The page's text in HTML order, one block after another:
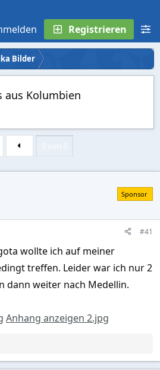
Registrieren
Bilder
aus Kolumbien
Sponsor
#41
wollte ich auf meiner
treffen. Leider war ich nur 2
dann weiter nach Medellin.
Anhang anzeigen 2.jpg